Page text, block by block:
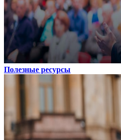
Полезные ресурсы